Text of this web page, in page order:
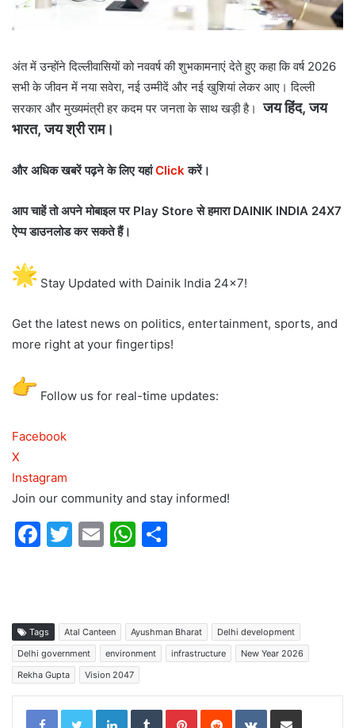
अंत में उन्होंने दिल्लीवासियों को नववर्ष की शुभकामनाएं देते हुए कहा कि वर्ष 2026
सभी के जीवन में नया सवेरा, नई उम्मीदें और नई खुशियां लेकर आए। दिल्ली
सरकार और मुख्यमंत्री हर कदम पर जनता के साथ खड़ी है।जय हिंद, जय
भारत, जय श्री राम।
और अधिक खबरें पढ़ने के लिए यहांClickकरें।
आप चाहें तो अपने मोबाइल पर Play Store से हमारा DAINIK INDIA 24X7
ऐप्प डाउनलोड कर सकते हैं।
Stay Updated with Dainik India 24×7!
Get the latest news on politics, entertainment, sports, and
more right at your fingertips!
Follow us for real-time updates:
Facebook
X
Instagram
Join our community and stay informed!
F
b
o
o
k
T
E
W
A
p
p
Tags Atal Canteen Ayushman Bharat
Delhi development
Delhi government
environment infrastructure
New Year 2026
Rekha Gupta
Vision 2047
LinkedInTumblrPinterestReddit VKontakteShare via Email